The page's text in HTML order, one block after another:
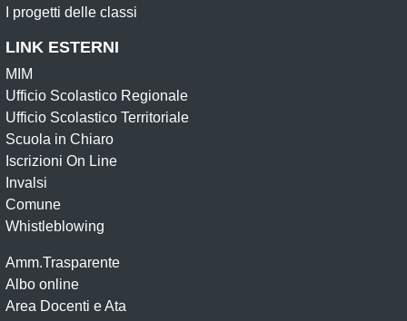
I progetti delle classi
LINK ESTERNI
MIM
Ufficio Scolastico Regionale
Ufficio Scolastico Territoriale
Scuola in Chiaro
Iscrizioni On Line
Invalsi
Comune
Whistleblowing
Amm.Trasparente
Albo online
Area Docenti e Ata